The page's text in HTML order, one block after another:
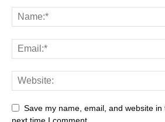
Save my name, email, and website